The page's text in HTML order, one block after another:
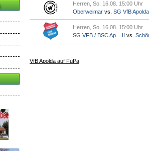
Herren, So. 16.08. 15:00 Uhr
Oberweimar vs. SG VfB Apolda
Herren, So. 16.08. 15:00 Uhr
SG VFB / BSC Ap... II vs.
VfB Apolda auf FuPa